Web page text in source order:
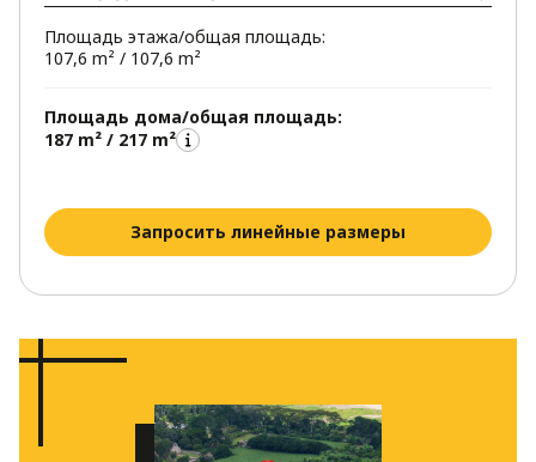
Площадь этажа/общая площадь:
107,6 m² / 107,6 m²
Площадь дома/общая площадь:
187 m² / 217 m²
Запросить линейные размеры